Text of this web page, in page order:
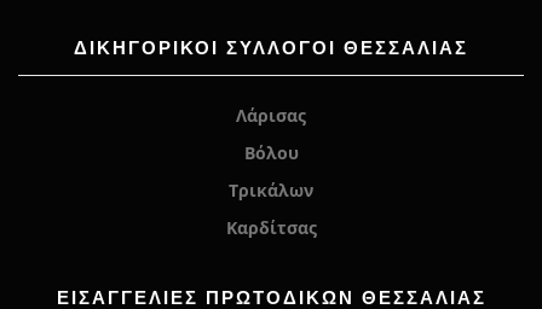
ΔΙΚΗΓΟΡΙΚΟΙ ΣΥΛΛΟΓΟΙ ΘΕΣΣΑΛΙΑΣ
Λάρισας
Βόλου
Τρικάλων
Καρδίτσας
ΕΙΣΑΓΓΕΛΊΕΣ ΠΡΩΤΟΔΙΚΏΝ ΘΕΣΣΑΛΙΑΣ